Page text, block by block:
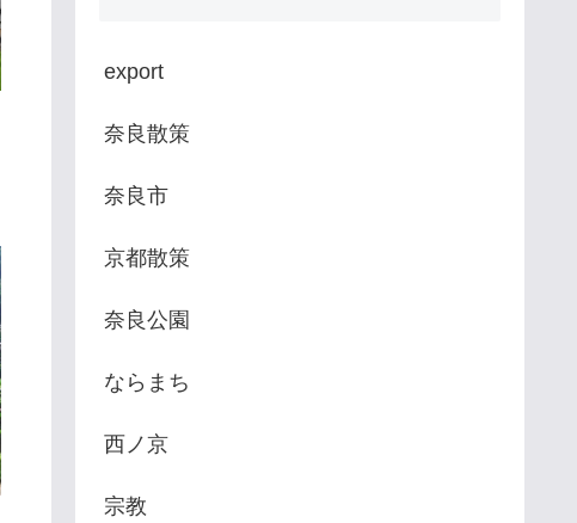
export
奈良散策
奈良市
京都散策
奈良公園
ならまち
西ノ京
宗教